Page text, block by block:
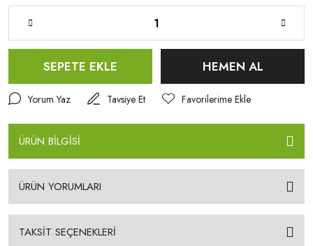
SEPETE EKLE HEMEN AL
Yorum Yaz Tavsiye Et
ÜRÜN BİLGİSİ
ÜRÜN YORUMLARI
TAKSİT SEÇENEKLERİ